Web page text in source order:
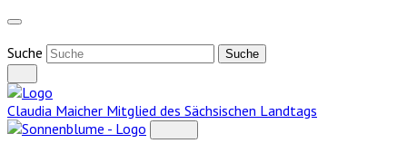
Weiter
Inhalt
Suche
Claudia Maicher Mitglied des Sächsischen Landtags